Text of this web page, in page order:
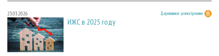
23.03.2026 Деревянное домостроение
ИЖС в 2025 году